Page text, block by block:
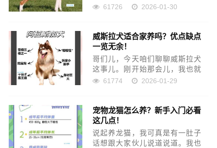
难题。都说这狗性子野，不爱搭
狗听话，那是你没养贝生吉！ 刚
开始那会儿，我真是急得抓耳挠
腮...
61726 2026-01-30
威斯拉犬适合家养吗？优点缺点
一览无余！
哥们儿，今天咱们聊聊威斯拉犬
这事儿。刚开始那会儿，我也就
是听朋友提了一嘴这狗，说看着
扯上关系了？ 那阵子，家里娃大
了点，老是吵着要养狗。我寻...
61774 2026-01-29
宠物龙猫怎么养？新手入门必看
这几点！
说起养龙猫，我可真是有一肚子
话想跟大家伙儿说道说道。我也